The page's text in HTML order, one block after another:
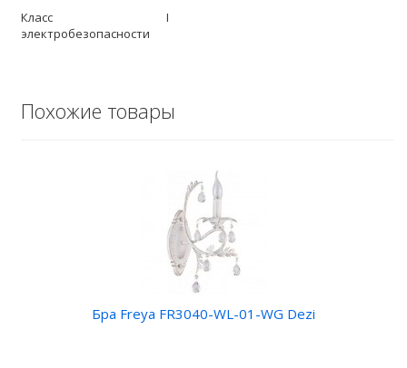
Класс
электробезопасности
I
Похожие товары
Бра Freya FR3040-WL-01-WG Dezi